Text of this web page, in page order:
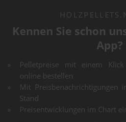
Kennen Sie schon
App?
Pelletpreise mit einem
online bestellen
Mit Preisbenachrichtigungen
Stand
Preisentwicklungen im Chart